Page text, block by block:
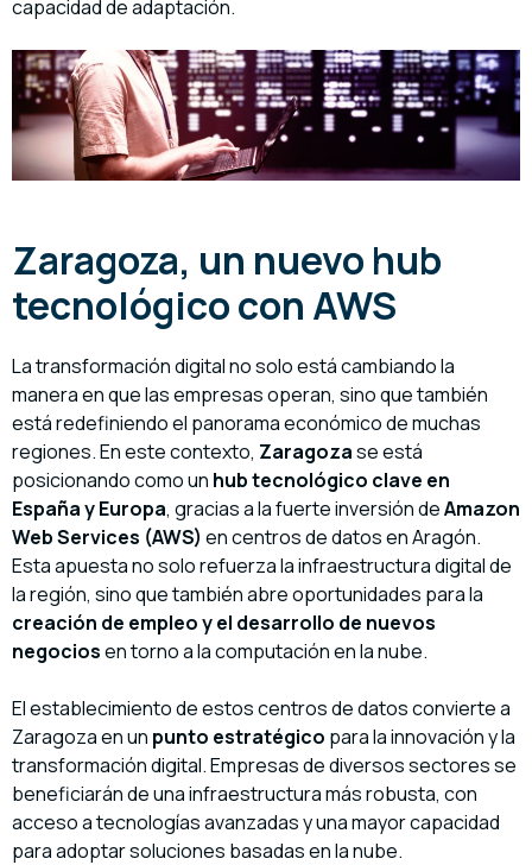
capacidad de adaptación.
Zaragoza, un nuevo hub
tecnológico con AWS
La transformación digital no solo está cambiando la
manera en que las empresas operan, sino que también
está redefiniendo el panorama económico de muchas
regiones. En este contexto, Zaragozase está
posicionando como un hub tecnológico clave en
España y Europa, gracias a la fuerte inversión deAmazon
Web Services (AWS) en centros de datos en Aragón.
Esta apuesta no solo refuerza la infraestructura digital de
la región, sino que también abre oportunidades para la
creación de empleo y el desarrollo de nuevos
negociosen torno a la computación en la nube.
El establecimiento de estos centros de datos convierte a
Zaragoza en un punto estratégico para la innovación y la
transformación digital. Empresas de diversos sectores se
beneficiarán de una infraestructura más robusta, con
acceso a tecnologías avanzadas y una mayor capacidad
para adoptar soluciones basadas en la nube.